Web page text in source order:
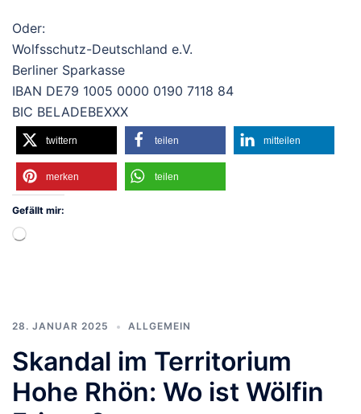
Oder:
Wolfsschutz-Deutschland e.V.
Berliner Sparkasse
IBAN DE79 1005 0000 0190 7118 84
BIC BELADEBEXXX
twittern teilen mitteilen
merken teilen
Gefällt mir:
Wird
28. JANUAR 2025 ALLGEMEIN
Skandal im Territorium
Hohe Rhön: Wo ist Wölfin